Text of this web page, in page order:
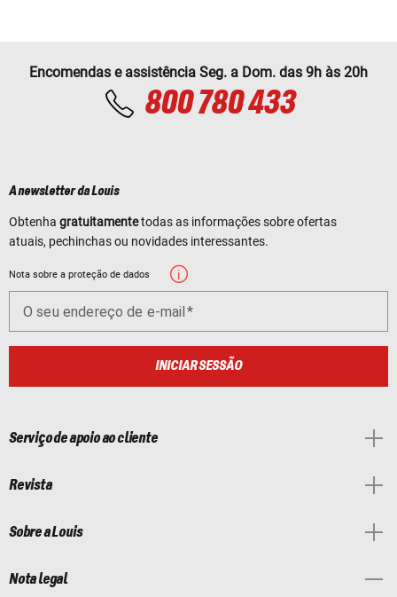
Encomendas e assistência Seg. a Dom. das 9h às 20h
800 780 433
A newsletter da Louis
Obtenha gratuitamentetodas as informações sobre ofertas
atuais, pechinchas ou novidades interessantes.
Nota sobre a proteção de dados
O seu endereço de e-mail
INICIAR SESSÃO
Serviço de apoio ao cliente
Revista
Sobre a Louis
Nota legal